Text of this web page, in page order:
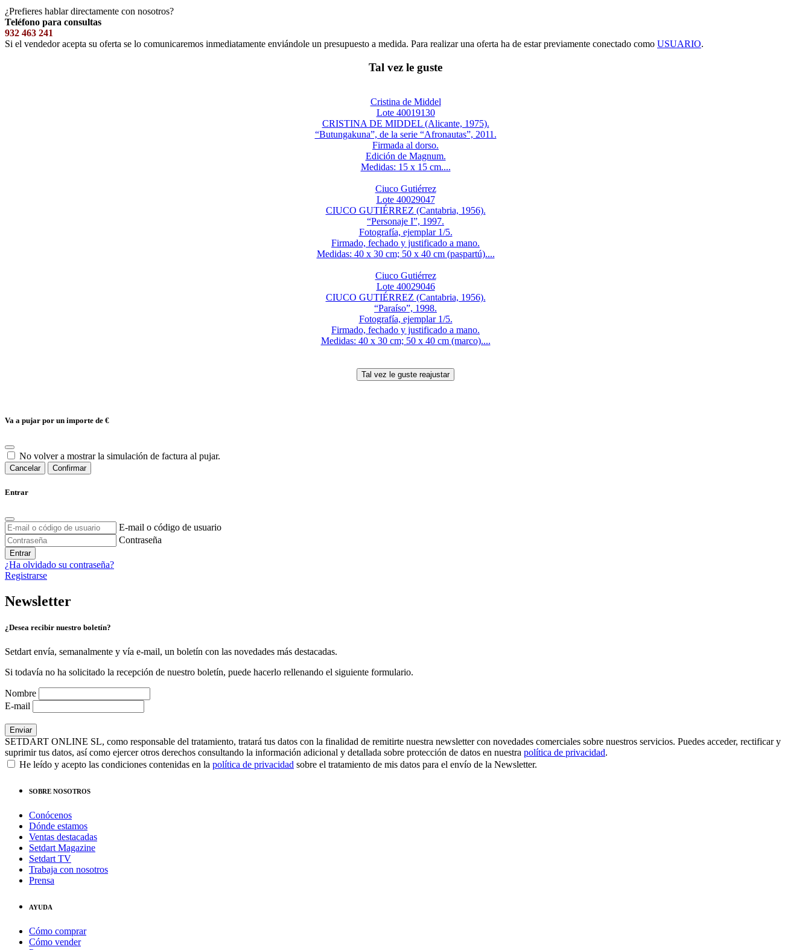
¿Prefieres hablar directamente con nosotros?
Teléfono para consultas
932 463 241
Si el vendedor acepta su oferta se lo comunicaremos inmediatamente enviándole un presupuesto a medida. Para realizar una oferta ha de estar previamente conectado como USUARIO.
Tal vez le guste
Cristina de Middel
Lote 40019130
CRISTINA DE MIDDEL (Alicante, 1975).
“Butungakuna”, de la serie “Afronautas”, 2011.
Firmada al dorso.
Edición de Magnum.
Medidas: 15 x 15 cm....
Ciuco Gutiérrez
Lote 40029047
CIUCO GUTIÉRREZ (Cantabria, 1956).
“Personaje I”, 1997.
Fotografía, ejemplar 1/5.
Firmado, fechado y justificado a mano.
Medidas: 40 x 30 cm; 50 x 40 cm (paspartú)....
Ciuco Gutiérrez
Lote 40029046
CIUCO GUTIÉRREZ (Cantabria, 1956).
“Paraíso”, 1998.
Fotografía, ejemplar 1/5.
Firmado, fechado y justificado a mano.
Medidas: 40 x 30 cm; 50 x 40 cm (marco)....
Va a pujar por un importe de €
No volver a mostrar la simulación de factura al pujar.
Cancelar Confirmar
Entrar
E-mail o código de usuario
Contraseña
Entrar
¿Ha olvidado su contraseña?
Registrarse
Newsletter
¿Desea recibir nuestro boletín?
Setdart envía, semanalmente y vía e-mail, un boletín con las novedades más destacadas.
Si todavía no ha solicitado la recepción de nuestro boletín, puede hacerlo rellenando el siguiente formulario.
Nombre
E-mail
SETDART ONLINE SL, como responsable del tratamiento, tratará tus datos con la finalidad de remitirte nuestra newsletter con novedades comerciales sobre nuestros servicios. Puedes acceder, rectificar y
suprimir tus datos, así como ejercer otros derechos consultando la información adicional y detallada sobre protección de datos en nuestra política de privacidad.
He leído y acepto las condiciones contenidas en la política de privacidad sobre el tratamiento de mis datos para el envío de la Newsletter.
SOBRE NOSOTROS
Conócenos
Dónde estamos
Ventas destacadas
Setdart Magazine
Setdart TV
Trabaja con nosotros
Prensa
AYUDA
Cómo comprar
Cómo vender